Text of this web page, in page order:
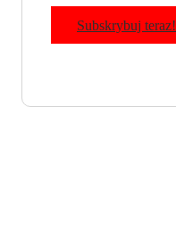
Subskrybuj teraz!